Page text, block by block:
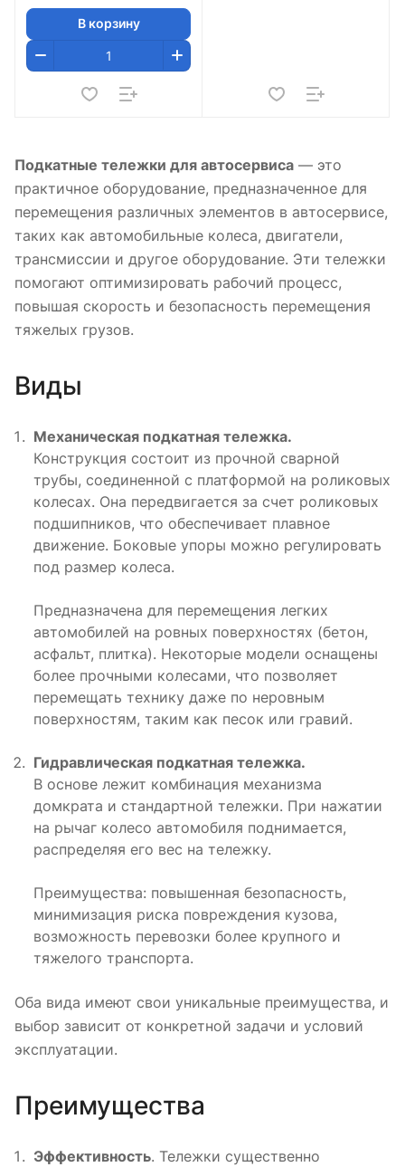
В корзину
Подкатные тележки для автосервиса — это
практичное оборудование, предназначенное для
перемещения различных элементов в автосервисе,
таких как автомобильные колеса, двигатели,
трансмиссии и другое оборудование. Эти тележки
помогают оптимизировать рабочий процесс,
повышая скорость и безопасность перемещения
тяжелых грузов.
Виды
Механическая подкатная тележка.
Конструкция состоит из прочной сварной
трубы, соединенной с платформой на роликовых
колесах. Она передвигается за счет роликовых
подшипников, что обеспечивает плавное
движение. Боковые упоры можно регулировать
под размер колеса.
Предназначена для перемещения легких
автомобилей на ровных поверхностях (бетон,
асфальт, плитка). Некоторые модели оснащены
более прочными колесами, что позволяет
перемещать технику даже по неровным
поверхностям, таким как песок или гравий.
Гидравлическая подкатная тележка.
В основе лежит комбинация механизма
домкрата и стандартной тележки. При нажатии
на рычаг колесо автомобиля поднимается,
распределяя его вес на тележку.
Преимущества: повышенная безопасность,
минимизация риска повреждения кузова,
возможность перевозки более крупного и
тяжелого транспорта.
Оба вида имеют свои уникальные преимущества, и
выбор зависит от конкретной задачи и условий
эксплуатации.
Преимущества
Эффективность. Тележки существенно